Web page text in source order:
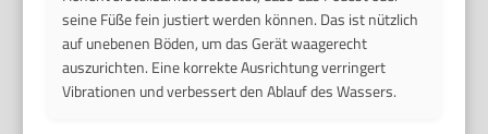
seine Füße fein justiert werden können. Das ist nützlich
auf unebenen Böden, um das Gerät waagerecht
auszurichten. Eine korrekte Ausrichtung verringert
Vibrationen und verbessert den Ablauf des Wassers.